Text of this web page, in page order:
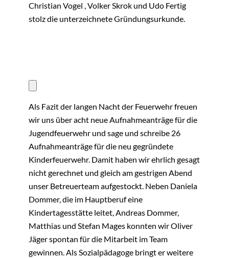
Christian Vogel , Volker Skrok und Udo Fertig
stolz die unterzeichnete Gründungsurkunde.
Als Fazit der langen Nacht der Feuerwehr freuen
wir uns über acht neue Aufnahmeanträge für die
Jugendfeuerwehr und sage und schreibe 26
Aufnahmeanträge für die neu gegründete
Kinderfeuerwehr. Damit haben wir ehrlich gesagt
nicht gerechnet und gleich am gestrigen Abend
unser Betreuerteam aufgestockt. Neben Daniela
Dommer, die im Hauptberuf eine
Kindertagesstätte leitet, Andreas Dommer,
Matthias und Stefan Mages konnten wir Oliver
Jäger spontan für die Mitarbeit im Team
gewinnen. Als Sozialpädagoge bringt er weitere